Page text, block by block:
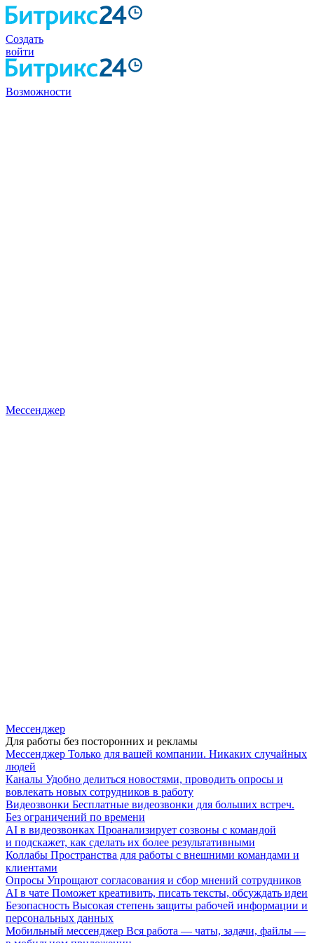
Создать
войти
Возможности
Мессенджер
Мессенджер
Для работы без посторонних и рекламы
Мессенджер Только для вашей компании. Никаких случайных
людей
Каналы Удобно делиться новостями, проводить опросы и
вовлекать новых сотрудников в работу
Видеозвонки Бесплатные видеозвонки для больших встреч.
Без ограничений по времени
AI в видеозвонках Проанализирует созвоны с командой
и подскажет, как сделать их более результативными
Коллабы Пространства для работы с внешними командами и
клиентами
Опросы Упрощают согласования и сбор мнений сотрудников
AI в чате Поможет креативить, писать тексты, обсуждать идеи
Безопасность Высокая степень защиты рабочей информации и
персональных данных
Мобильный мессенджер Вся работа — чаты, задачи, файлы —